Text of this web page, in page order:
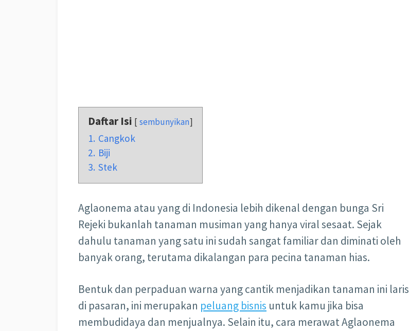
Daftar Isi sembunyikan
1. Cangkok
2. Biji
3. Stek
Aglaonema atau yang di Indonesia lebih dikenal dengan bunga Sri
Rejeki bukanlah tanaman musiman yang hanya viral sesaat. Sejak
dahulu tanaman yang satu ini sudah sangat familiar dan diminati oleh
banyak orang, terutama dikalangan para pecina tanaman hias.
Bentuk dan perpaduan warna yang cantik menjadikan tanaman ini laris
di pasaran, ini merupakan peluang bisnis untuk kamu jika bisa
membudidaya dan menjualnya. Selain itu, cara merawat Aglaonema